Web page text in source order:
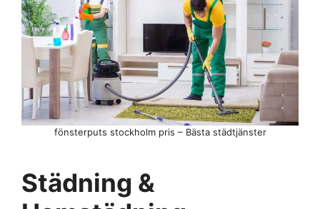
fönsterputs stockholm pris – Bästa städtjänster
Städning &